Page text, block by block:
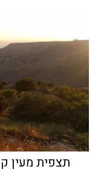
תצפית מעין